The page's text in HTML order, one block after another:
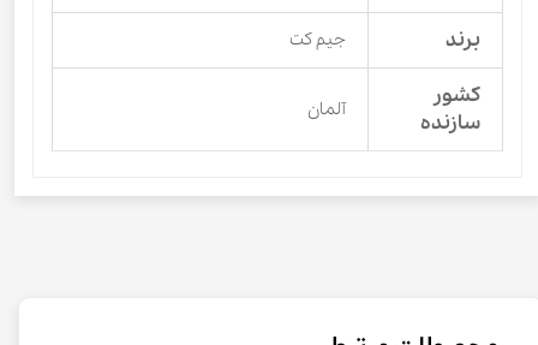
برند جیم کت
کشور
سازنده
آلمان